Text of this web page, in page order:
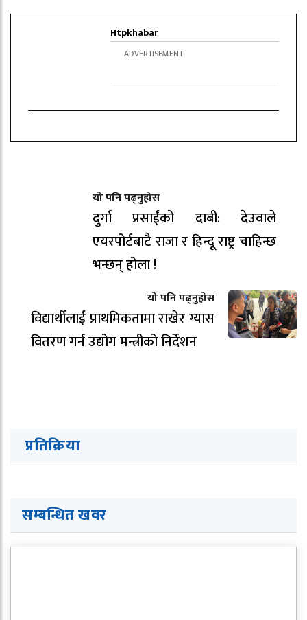
Htpkhabar
यो पनि पढ्नुहोस
दुर्गा प्रसाईंको दाबी: देउवाले
एयरपोर्टबाटै राजा र हिन्दू राष्ट्र चाहिन्छ
भन्छन् होला !
यो पनि पढ्नुहोस
विद्यार्थीलाई प्राथमिकतामा राखेर ग्यास
वितरण गर्न उद्योग मन्त्रीको निर्देशन
प्रतिक्रिया
सम्बन्धित खवर